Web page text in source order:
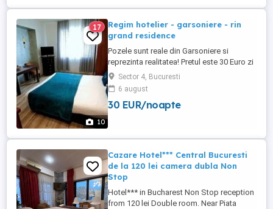
hotelier. Fiecare apartament ...
10
17
Regim hotelier - garsoniere - rin
grand residence
Pozele sunt reale din Garsoniere si
reprezinta realitatea! Pretul este 30 Euro zi
Garsonierele cu chirie in regim hotelier se
afla in Bucuresti, zona Vitan, sector 4,
aproape de zona Tineretului unde se afla
si Sala Polivalenta. Ca si puncte de interes
Sector 4, Bucuresti
6 august
30 EUR/noapte
Cazare Hotel*** Central Bucuresti
de la 120 lei camera dubla Non
Stop
Hotel*** in Bucharest Non Stop reception
from 120 lei Double room. Near Piata